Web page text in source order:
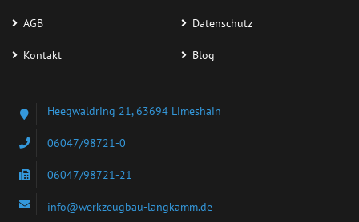
AGB Datenschutz
Kontakt Blog
Heegwaldring 21, 63694 Limeshain
06047/98721-0
06047/98721-21
info@werkzeugbau-langkamm.de